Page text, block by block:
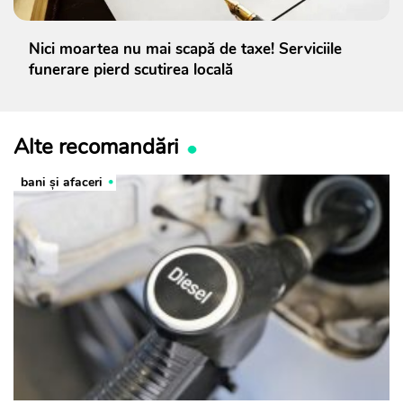
Nici moartea nu mai scapă de taxe! Serviciile
funerare pierd scutirea locală
Alte recomandări
bani și afaceri